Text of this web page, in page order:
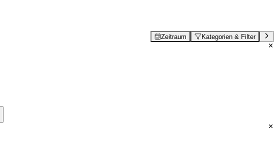
Zeitraum Kategorien & Filter